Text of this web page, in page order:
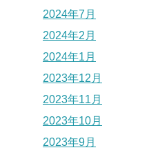
2024年7月
2024年2月
2024年1月
2023年12月
2023年11月
2023年10月
2023年9月